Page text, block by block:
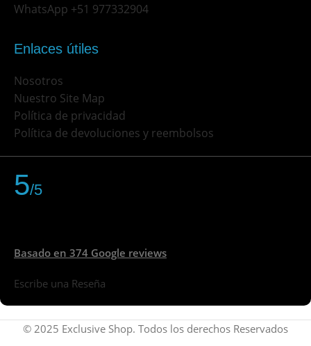
WhatsApp +51 977332904
Enlaces útiles
Nosotros
Nuestro Site Map
Política de privacidad
Política de devoluciones y reembolsos
5/5
Basado en 374 Google reviews
Escribe una Reseña
© 2025 Exclusive Shop. Todos los derechos Reservados